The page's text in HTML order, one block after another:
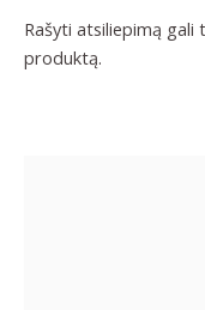
Rašyti atsiliepimą gali
produktą.